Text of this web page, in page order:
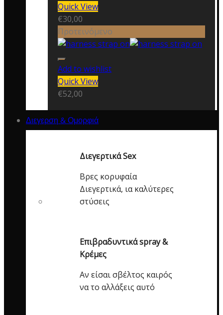
Quick View
€30,00
Προτεινόμενο
Add to wishlist
Quick View
€52,00
Διεγερση & Ομορφιά
Διεγερτικά Sex
Βρες κορυφαία
Διεγερτικά, ια καλύτερες
στύσεις
Επιβραδυντικά spray &
Κρέμες
Αν είσαι σβέλτος καιρός
να το αλλάξεις αυτό